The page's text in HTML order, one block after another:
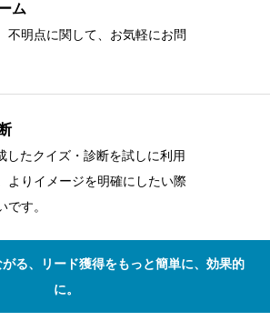
ム
不明点に関して、お気軽にお問
したクイズ・診断を試しに利用
よりイメージを明確にしたい際
す。
る、リード獲得をもっと簡単に、効果的
に。